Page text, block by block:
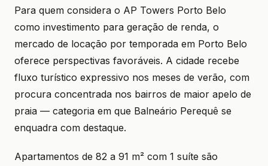
Para quem considera o AP Towers Porto Belo
como investimento para geração de renda, o
mercado de locação por temporada em Porto Belo
oferece perspectivas favoráveis. A cidade recebe
fluxo turístico expressivo nos meses de verão, com
procura concentrada nos bairros de maior apelo de
praia — categoria em que Balneário Perequê se
enquadra com destaque.
Apartamentos de 82 a 91 m² com 1 suíte são